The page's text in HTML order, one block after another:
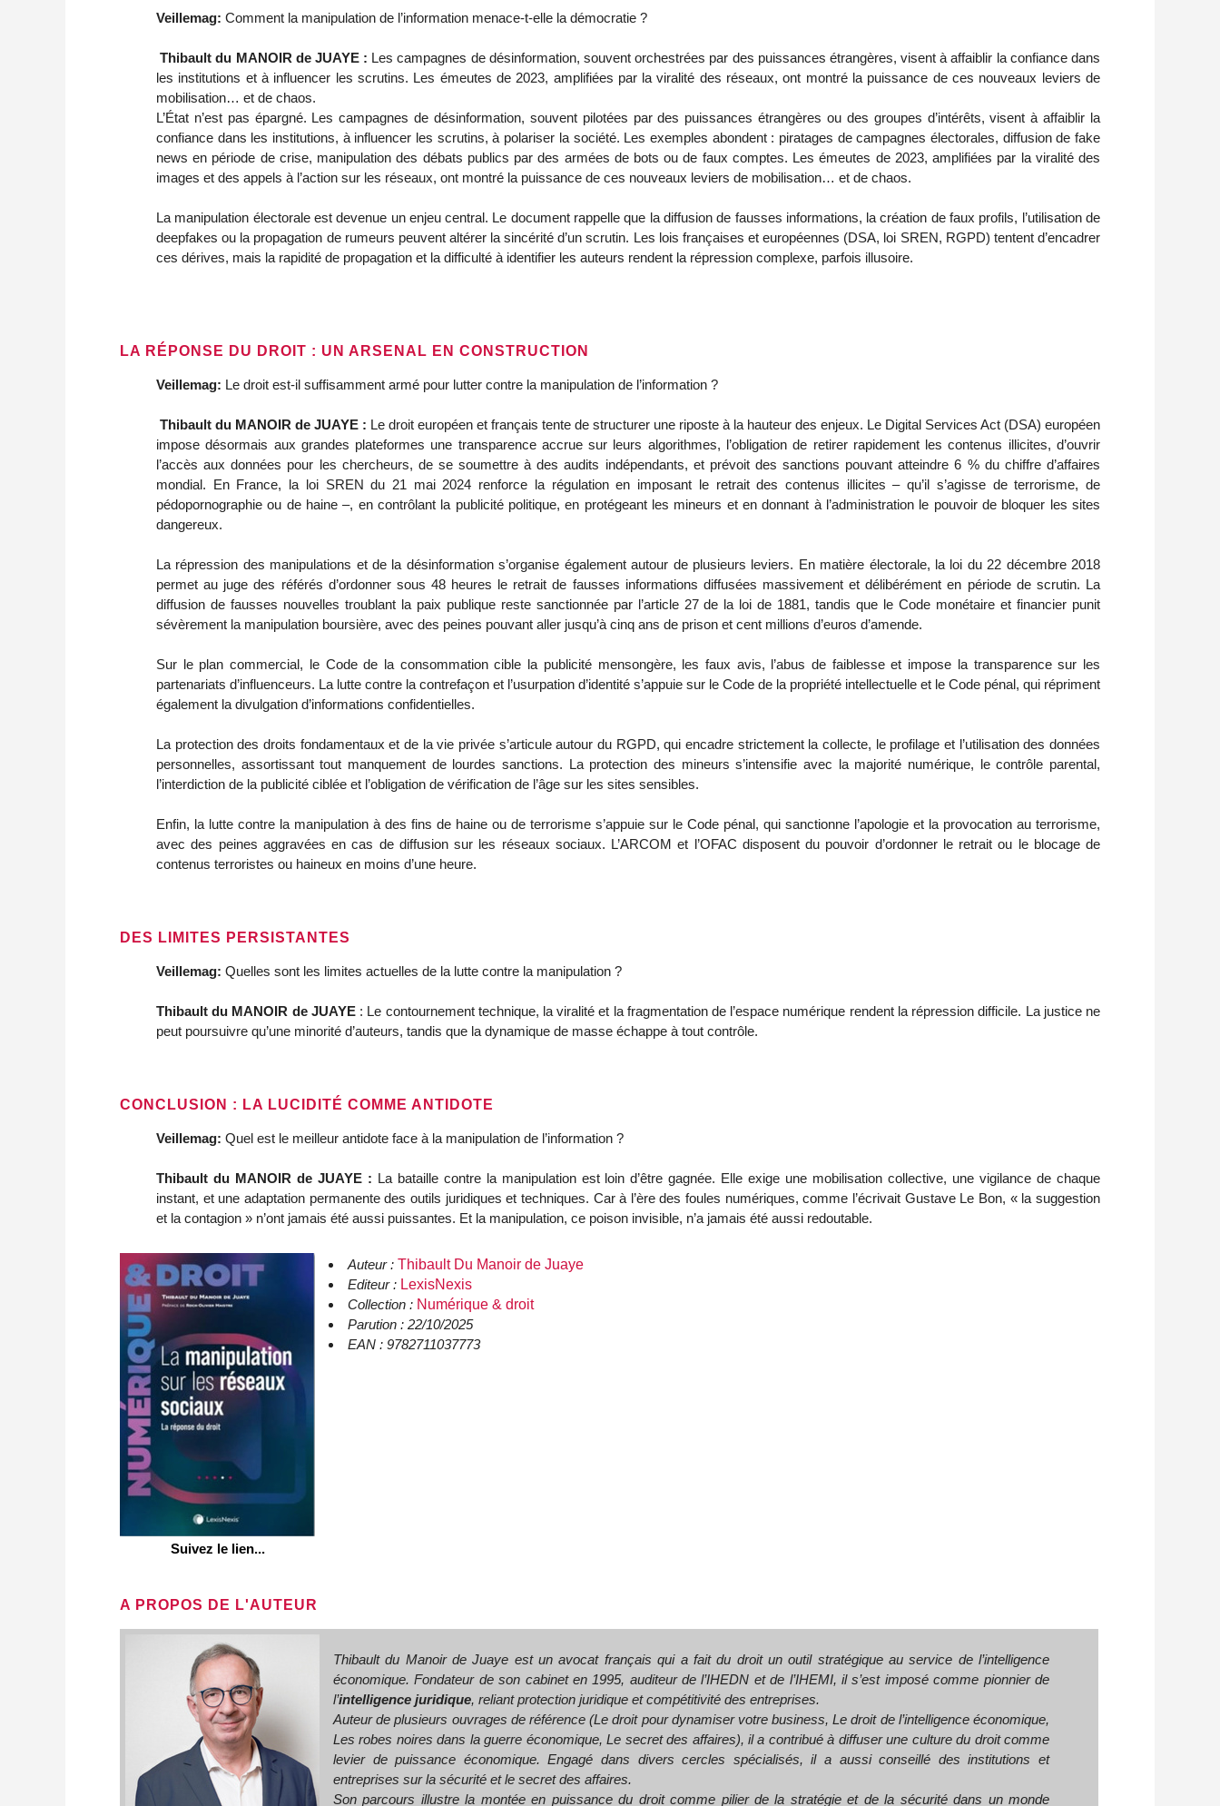
Veillemag: Comment la manipulation de l’information menace-t-elle la démocratie ?
Thibault du MANOIR de JUAYE : Les campagnes de désinformation, souvent orchestrées par des puissances étrangères, visent à affaiblir la confiance dans
les institutions et à influencer les scrutins. Les émeutes de 2023, amplifiées par la viralité des réseaux, ont montré la puissance de ces nouveaux leviers de
mobilisation… et de chaos.
L’État n’est pas épargné. Les campagnes de désinformation, souvent pilotées par des puissances étrangères ou des groupes d’intérêts, visent à affaiblir la
confiance dans les institutions, à influencer les scrutins, à polariser la société. Les exemples abondent : piratages de campagnes électorales, diffusion de fake
news en période de crise, manipulation des débats publics par des armées de bots ou de faux comptes. Les émeutes de 2023, amplifiées par la viralité des
images et des appels à l’action sur les réseaux, ont montré la puissance de ces nouveaux leviers de mobilisation… et de chaos.
La manipulation électorale est devenue un enjeu central. Le document rappelle que la diffusion de fausses informations, la création de faux profils, l’utilisation de
deepfakes ou la propagation de rumeurs peuvent altérer la sincérité d’un scrutin. Les lois françaises et européennes (DSA, loi SREN, RGPD) tentent d’encadrer
ces dérives, mais la rapidité de propagation et la difficulté à identifier les auteurs rendent la répression complexe, parfois illusoire.
LA RÉPONSE DU DROIT : UN ARSENAL EN CONSTRUCTION
Veillemag: Le droit est-il suffisamment armé pour lutter contre la manipulation de l’information ?
Thibault du MANOIR de JUAYE : Le droit européen et français tente de structurer une riposte à la hauteur des enjeux. Le Digital Services Act (DSA) européen
impose désormais aux grandes plateformes une transparence accrue sur leurs algorithmes, l’obligation de retirer rapidement les contenus illicites, d’ouvrir
l’accès aux données pour les chercheurs, de se soumettre à des audits indépendants, et prévoit des sanctions pouvant atteindre 6 % du chiffre d’affaires
mondial. En France, la loi SREN du 21 mai 2024 renforce la régulation en imposant le retrait des contenus illicites – qu’il s’agisse de terrorisme, de
pédopornographie ou de haine –, en contrôlant la publicité politique, en protégeant les mineurs et en donnant à l’administration le pouvoir de bloquer les sites
dangereux.
La répression des manipulations et de la désinformation s’organise également autour de plusieurs leviers. En matière électorale, la loi du 22 décembre 2018
permet au juge des référés d’ordonner sous 48 heures le retrait de fausses informations diffusées massivement et délibérément en période de scrutin. La
diffusion de fausses nouvelles troublant la paix publique reste sanctionnée par l’article 27 de la loi de 1881, tandis que le Code monétaire et financier punit
sévèrement la manipulation boursière, avec des peines pouvant aller jusqu’à cinq ans de prison et cent millions d’euros d’amende.
Sur le plan commercial, le Code de la consommation cible la publicité mensongère, les faux avis, l’abus de faiblesse et impose la transparence sur les
partenariats d’influenceurs. La lutte contre la contrefaçon et l’usurpation d’identité s’appuie sur le Code de la propriété intellectuelle et le Code pénal, qui répriment
également la divulgation d’informations confidentielles.
La protection des droits fondamentaux et de la vie privée s’articule autour du RGPD, qui encadre strictement la collecte, le profilage et l’utilisation des données
personnelles, assortissant tout manquement de lourdes sanctions. La protection des mineurs s’intensifie avec la majorité numérique, le contrôle parental,
l’interdiction de la publicité ciblée et l’obligation de vérification de l’âge sur les sites sensibles.
Enfin, la lutte contre la manipulation à des fins de haine ou de terrorisme s’appuie sur le Code pénal, qui sanctionne l’apologie et la provocation au terrorisme,
avec des peines aggravées en cas de diffusion sur les réseaux sociaux. L’ARCOM et l’OFAC disposent du pouvoir d’ordonner le retrait ou le blocage de
contenus terroristes ou haineux en moins d’une heure.
DES LIMITES PERSISTANTES
Veillemag: Quelles sont les limites actuelles de la lutte contre la manipulation ?
Thibault du MANOIR de JUAYE: Le contournement technique, la viralité et la fragmentation de l’espace numérique rendent la répression difficile. La justice ne
peut poursuivre qu’une minorité d’auteurs, tandis que la dynamique de masse échappe à tout contrôle.
CONCLUSION : LA LUCIDITÉ COMME ANTIDOTE
Veillemag: Quel est le meilleur antidote face à la manipulation de l’information ?
Thibault du MANOIR de JUAYE : La bataille contre la manipulation est loin d’être gagnée. Elle exige une mobilisation collective, une vigilance de chaque
instant, et une adaptation permanente des outils juridiques et techniques. Car à l’ère des foules numériques, comme l’écrivait Gustave Le Bon, « la suggestion
et la contagion » n’ont jamais été aussi puissantes. Et la manipulation, ce poison invisible, n’a jamais été aussi redoutable.
Suivez le lien...
Auteur : Thibault Du Manoir de Juaye
Editeur : LexisNexis
Collection : Numérique & droit
Parution : 22/10/2025
EAN : 9782711037773
A PROPOS DE L'AUTEUR
Thibault du Manoir de Juaye est un avocat français qui a fait du droit un outil stratégique au service de l’intelligence
économique. Fondateur de son cabinet en 1995, auditeur de l’IHEDN et de l’IHEMI, il s’est imposé comme pionnier de
l’intelligence juridique, reliant protection juridique et compétitivité des entreprises.
Auteur de plusieurs ouvrages de référence (Le droit pour dynamiser votre business,Le droit de l’intelligence économique,
Les robes noires dans la guerre économique,Le secret des affaires), il a contribué à diffuser une culture du droit comme
levier de puissance économique. Engagé dans divers cercles spécialisés, il a aussi conseillé des institutions et
entreprises sur la sécurité et le secret des affaires.
Son parcours illustre la montée en puissance du droit comme pilier de la stratégie et de la sécurité dans un monde